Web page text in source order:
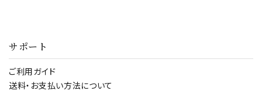
サポート
ご利用ガイド
送料・お支払い方法について